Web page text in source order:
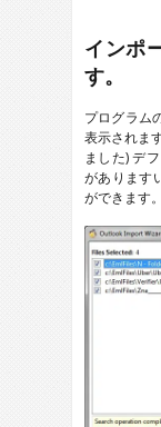
インポ
す。
プログラム
表示されま
ました) デ
があります
ができます